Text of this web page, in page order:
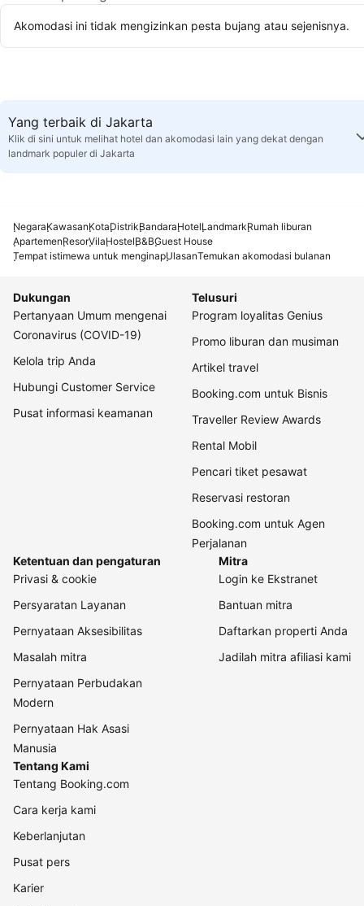
Akomodasi ini tidak mengizinkan pesta bujang atau sejenisnya.
Yang terbaik di Jakarta
Klik di sini untuk melihat hotel dan akomodasi lain yang dekat dengan
landmark populer di Jakarta
NegaraKawasanKotaDistrikBandaraHotelLandmarkRumah liburan
ApartemenResorVilaHostelB&BGuest House
Tempat istimewa untuk menginapUlasanTemukan akomodasi bulanan
Dukungan
Pertanyaan Umum mengenai
Coronavirus (COVID-19)
Kelola trip Anda
Hubungi Customer Service
Pusat informasi keamanan
Telusuri
Program loyalitas Genius
Promo liburan dan musiman
Artikel travel
Booking.com untuk Bisnis
Traveller Review Awards
Rental Mobil
Pencari tiket pesawat
Reservasi restoran
Booking.com untuk Agen
Perjalanan
Ketentuan dan pengaturan
Privasi & cookie
Persyaratan Layanan
Pernyataan Aksesibilitas
Masalah mitra
Pernyataan Perbudakan
Modern
Pernyataan Hak Asasi
Manusia
Mitra
Login ke Ekstranet
Bantuan mitra
Daftarkan properti Anda
Jadilah mitra afiliasi kami
Tentang Kami
Tentang Booking.com
Cara kerja kami
Keberlanjutan
Pusat pers
Karier